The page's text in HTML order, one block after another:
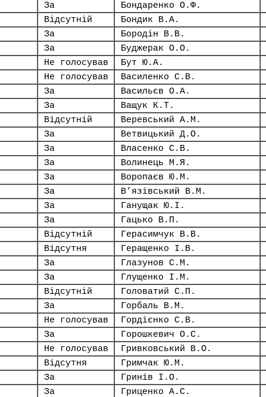
За Бондаренко О.Ф.
Відсутній Бондик В.А.
За Бородін В.В.
За Буджерак О.О.
Не голосував Бут Ю.А.
Не голосував Василенко С.В.
За Васильєв О.А.
За Ващук К.Т.
Відсутній Веревський А.М.
За Ветвицький Д.О.
За Власенко С.В.
За Волинець М.Я.
За Воропаєв Ю.М.
За В’язівський В.М.
За Ганущак Ю.І.
За Гацько В.П.
Відсутній Герасимчук В.В.
Відсутня Геращенко І.В.
За Глазунов С.М.
За Глущенко І.М.
Відсутній Головатий С.П.
За Горбаль В.М.
Не голосував Гордієнко С.В.
За Горошкевич О.С.
Не голосував Гривковський В.О.
Відсутня Гримчак Ю.М.
За Гринів І.О.
За Гриценко А.С.